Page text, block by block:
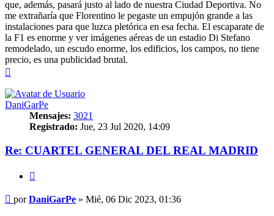
que, además, pasará justo al lado de nuestra Ciudad Deportiva. No
me extrañaría que Florentino le pegaste un empujón grande a las
instalaciones para que luzca pletórica en esa fecha. El escaparate de
la F1 es enorme y ver imágenes aéreas de un estadio Di Stefano
remodelado, un escudo enorme, los edificios, los campos, no tiene
precio, es una publicidad brutal.
DaniGarPe
Mensajes: 3021
Registrado: Jue, 23 Jul 2020, 14:09
Re: CUARTEL GENERAL DEL REAL MADRID
Mensaje
porDaniGarPe » Mié, 06 Dic 2023, 01:36